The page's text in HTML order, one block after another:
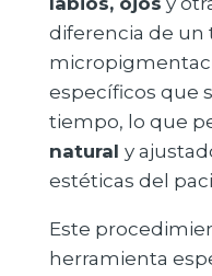
diferencia de un
específicos que
tiempo, lo que
natural y
estéticas del
Este
herramienta